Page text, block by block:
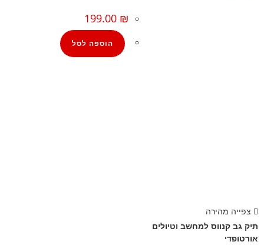
צפייה מהירה
תיק גב קנווס למחשב וטיולים
אורטופדי
199.00 ₪
הוספה לסל